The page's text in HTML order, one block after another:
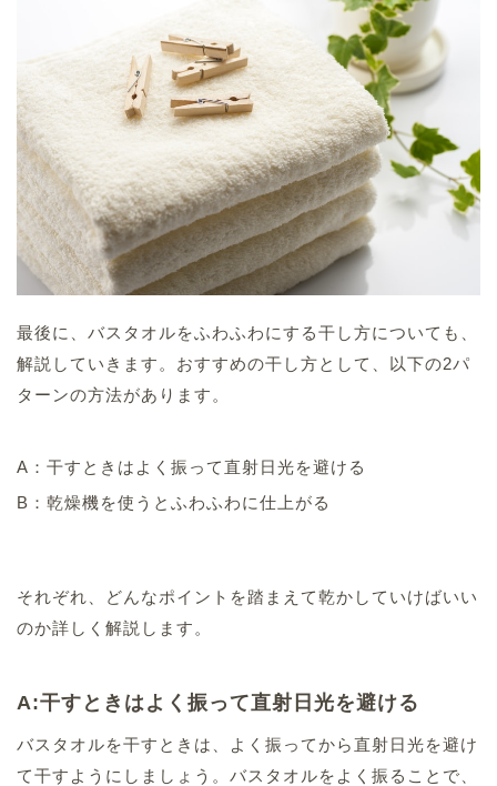
最後に、バスタオルをふわふわにする干し方についても、
解説していきます。おすすめの干し方として、以下の2パ
ターンの方法があります。
A：干すときはよく振って直射日光を避ける
B：乾燥機を使うとふわふわに仕上がる
それぞれ、どんなポイントを踏まえて乾かしていけばいい
のか詳しく解説します。
A:干すときはよく振って直射日光を避ける
バスタオルを干すときは、よく振ってから直射日光を避け
て干すようにしましょう。バスタオルをよく振ることで、